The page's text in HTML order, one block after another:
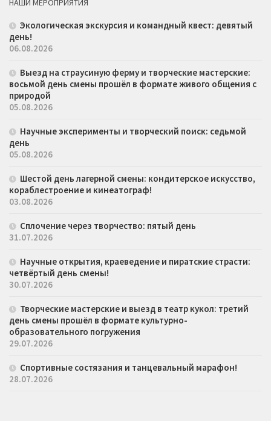
НАШИ МЕРОПРИЯТИЯ
Экологическая экскурсия и командный квест: девятый
день!
06.08.2026
Выезд на страусиную ферму и творческие мастерские:
восьмой день смены прошёл в формате живого общения с
природой
05.08.2026
Научные эксперименты и творческий поиск: седьмой
день
05.08.2026
Шестой день лагерной смены: кондитерское искусство,
кораблестроение и кинеатограф!
03.08.2026
Сплочение через творчество: пятый день
31.07.2026
Научные открытия, краеведение и пиратские страсти:
четвёртый день смены!
30.07.2026
Творческие мастерские и выезд в театр кукол: третий
день смены прошёл в формате культурно-
образовательного погружения
29.07.2026
Спортивные состязания и танцевальный марафон!
28.07.2026